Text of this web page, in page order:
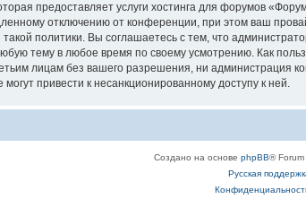
предоставляет услуги хостинга для форумов
отключению от конференции, при этом ваш
политики. Вы соглашаетесь с тем, что
тему в любое время по своему усмотрению. Как
лицам без вашего разрешения, ни
привести к несанкционированному доступу к ней.
Создано на основе phpBB®
Русская